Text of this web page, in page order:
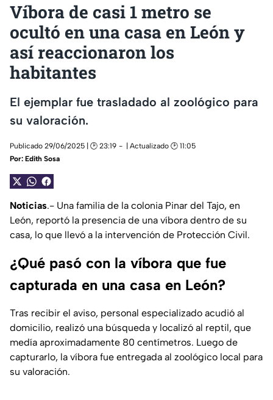
Víbora de casi 1 metro se
ocultó en una casa en León y
así reaccionaron los
habitantes
El ejemplar fue trasladado al zoológico para
su valoración.
Publicado 29/06/2025 | 🕑 23:19
| Actualizado 🕑 11:05
Por: Edith Sosa
Noticias.- Una familia de la colonia Pinar del Tajo, en
León, reportó la presencia de una víbora dentro de su
casa, lo que llevó a la intervención de Protección Civil.
¿Qué pasó con la víbora que fue
capturada en una casa en León?
Tras recibir el aviso, personal especializado acudió al
domicilio, realizó una búsqueda y localizó al reptil, que
medía aproximadamente 80 centímetros. Luego de
capturarlo, la víbora fue entregada al zoológico local para
su valoración.